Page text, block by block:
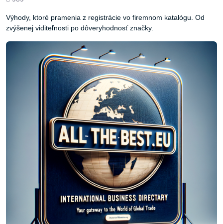
Výhody, ktoré pramenia z registrácie vo firemnom katalógu. Od
zvýšenej viditeľnosti po dôveryhodnosť značky.